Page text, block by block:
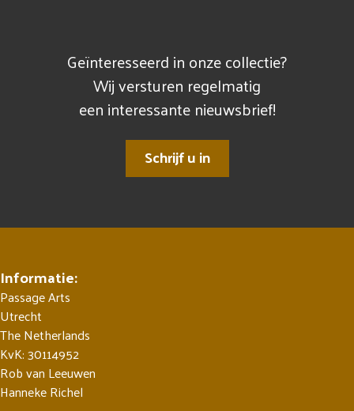
Geïnteresseerd in onze collectie?
Wij versturen regelmatig
een interessante nieuwsbrief!
Schrijf u in
Informatie:
Passage Arts
Utrecht
The Netherlands
KvK: 30114952
Rob van Leeuwen
Hanneke Richel